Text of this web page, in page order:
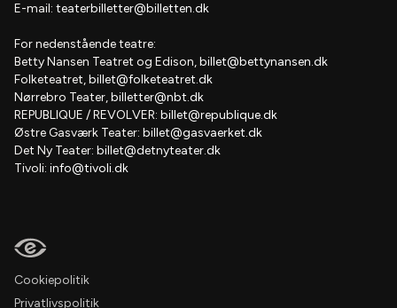
E-mail: teaterbilletter@billetten.dk
For nedenstående teatre:
Betty Nansen Teatret og Edison,billet@bettynansen.dk
Folketeatret,billet@folketeatret.dk
Nørrebro Teater,billetter@nbt.dk
REPUBLIQUE / REVOLVER: billet@republique.dk
Østre Gasværk Teater: billet@gasvaerket.dk
Det Ny Teater: billet@detnyteater.dk
Tivoli: info@tivoli.dk
Cookiepolitik
Privatlivspolitik